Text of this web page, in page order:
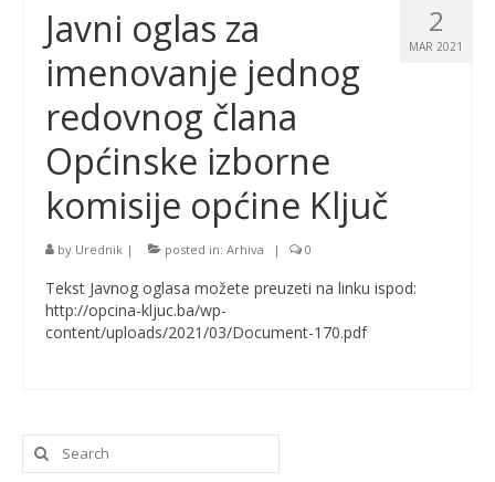
2
MAR 2021
Javni oglas za
imenovanje jednog
redovnog člana
Općinske izborne
komisije općine Ključ
by Urednik | posted in: Arhiva | 0
Tekst Javnog oglasa možete preuzeti na linku ispod:
http://opcina-kljuc.ba/wp-
content/uploads/2021/03/Document-170.pdf
Search
for: